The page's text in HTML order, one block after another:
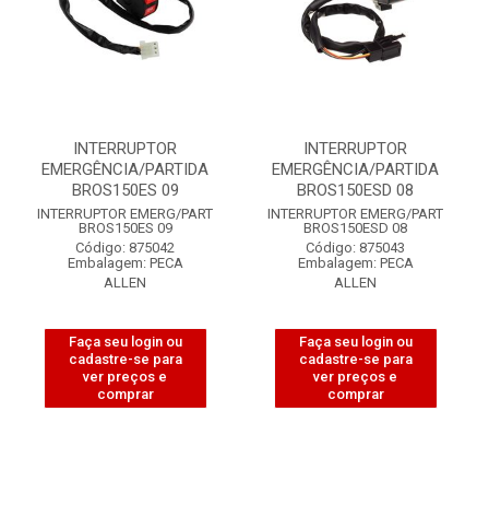
INTERRUPTOR
EMERGÊNCIA/PARTIDA
BROS150ES 09
INTERRUPTOR EMERG/PART
BROS150ES 09
Código: 875042
Embalagem: PECA
ALLEN
Faça seu login ou
cadastre-se para
ver preços e
comprar
INTERRUPTOR
EMERGÊNCIA/PARTIDA
BROS150ESD 08
INTERRUPTOR EMERG/PART
BROS150ESD 08
Código: 875043
Embalagem: PECA
ALLEN
Faça seu login ou
cadastre-se para
ver preços e
comprar